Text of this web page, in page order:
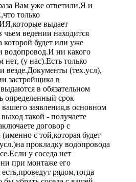
Вам уже ответили.Я и
только
выдает
чьем ведении находится
которой будет или уже
водопровод.И ни какого
нет, (у нас).Есть только
везде.Документы (тех.усл),
застройщика в
в обязательном
определенный срок
вашего заявления,в основном
такой - получаете
договор с
с той,которая будет
прокладку водопровода
у соседа нет
при монтаже его
рядом,тогда